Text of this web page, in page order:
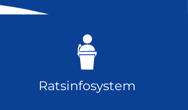
Ratsinfosystem